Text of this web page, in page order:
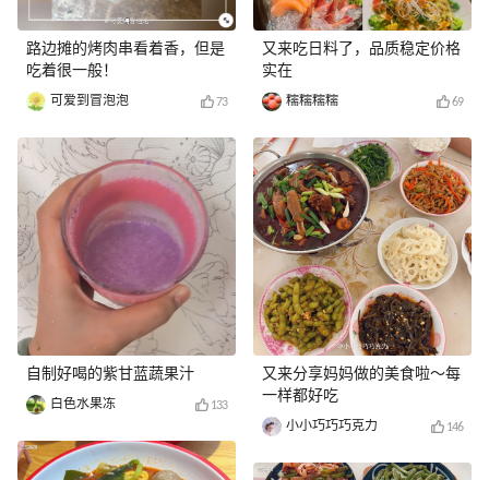
路边摊的烤肉串看着香，但是
吃着很一般！
可爱到冒泡泡 73
自制好喝的紫甘蓝蔬果汁
白色水果冻 133
又来吃日料了，品质稳定价格
实在
糯糯糯糯 69
又来分享妈妈做的美食啦～每
一样都好吃
小小巧巧巧克力 146